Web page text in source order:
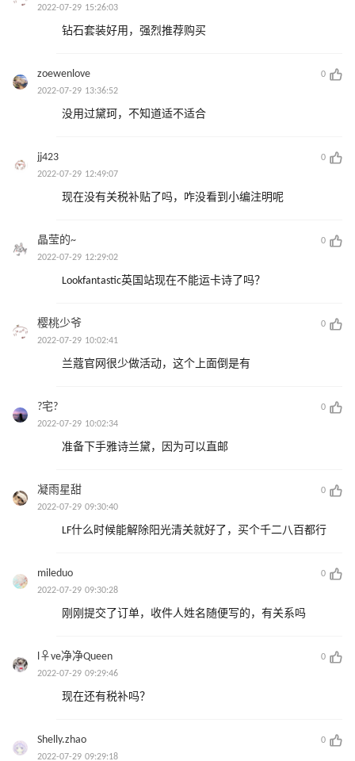
2022-07-29 15:26:03
钻石套装好用，强烈推荐购买
zoewenlove
0
2022-07-29 13:36:52
没用过黛珂，不知道适不适合
jj423
0
2022-07-29 12:49:07
现在没有关税补贴了吗，咋没看到小编注明呢
晶莹的~
0
2022-07-29 12:29:02
Lookfantastic英国站现在不能运卡诗了吗？
樱桃少爷
0
2022-07-29 10:02:41
兰蔻官网很少做活动，这个上面倒是有
?宅?
0
2022-07-29 10:02:34
准备下手雅诗兰黛，因为可以直邮
凝雨星甜
0
2022-07-29 09:30:40
LF什么时候能解除阳光清关就好了，买个千二八百都行
mileduo
0
2022-07-29 09:30:28
刚刚提交了订单，收件人姓名随便写的，有关系吗
l♀ve净净Queen
0
2022-07-29 09:29:46
现在还有税补吗？
Shelly.zhao
0
2022-07-29 09:29:18